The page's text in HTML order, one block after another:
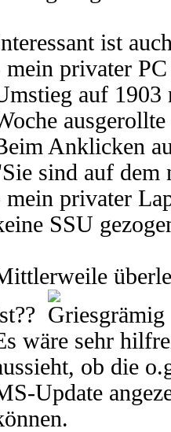
ist
mein privater
auf 1903
Anklicken
sind auf dem
mein privater
SSU
wäre sehr
ob die
Update